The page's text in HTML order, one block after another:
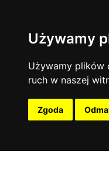
Używamy
Używamy plików
ruch w naszej
Zgoda